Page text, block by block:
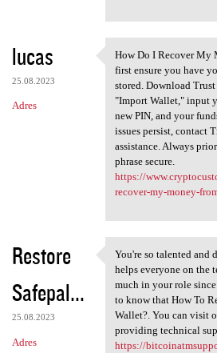
lucas
25.08.2023
Adres
How Do I Recover
How Do I Recover My
first ensure you have
stored. Download
"Import Wallet," input
new PIN, and your
issues persist, contact
assistance. Always
phrase secure.
https://
recover-my-money-
Restore
Safepal...
25.08.2023
Adres
You're so talented
You're so talented and
helps everyone on the
much in your role
to know that How To
Wallet?. You can visit
providing technical
https://